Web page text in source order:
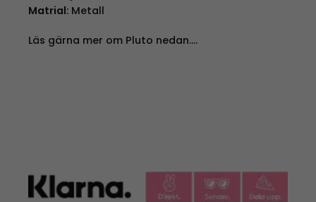
Matrial: Metall
Läs gärna mer om Pluto nedan….